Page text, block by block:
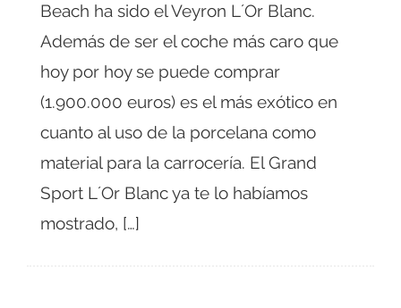
Beach ha sido el Veyron L´Or Blanc.
Además de ser el coche más caro que
hoy por hoy se puede comprar
(1.900.000 euros) es el más exótico en
cuanto al uso de la porcelana como
material para la carrocería. El Grand
Sport L´Or Blanc ya te lo habíamos
mostrado, […]